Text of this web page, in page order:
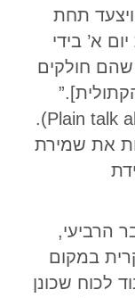
תחת
א’ בידי
שהם חולקים
(Plain talk about Prorestanrism, page 213).
את שמירת
הרביעי,
במקום
לכוח שכונן